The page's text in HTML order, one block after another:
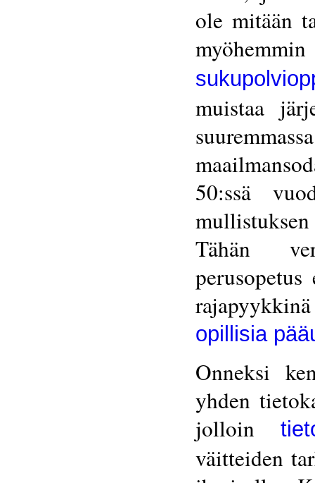
ole mitään
muistaa
50:ssä
Tähän
opillisia
Onneksi
yhden
jolloin
väitteiden